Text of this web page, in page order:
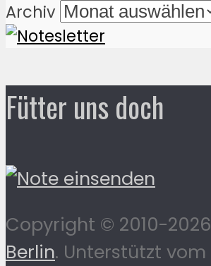
Archiv
Fütter uns doch
Copyright © 2010-2026
Berlin. Unterstützt vom